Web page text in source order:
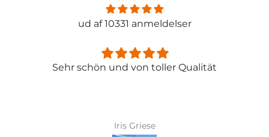
ud af 10331 anmeldelser
Sehr schön und von toller Qualität
Iris Griese